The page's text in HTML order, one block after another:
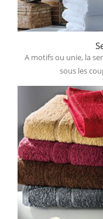
A motifs ou unie, la
sous les